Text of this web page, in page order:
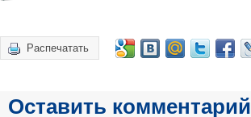
Распечатать
Оставить комментарий